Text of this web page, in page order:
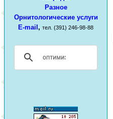
Разное
Орнитологические услуги
E-mail , тел. (391) 246-98-88